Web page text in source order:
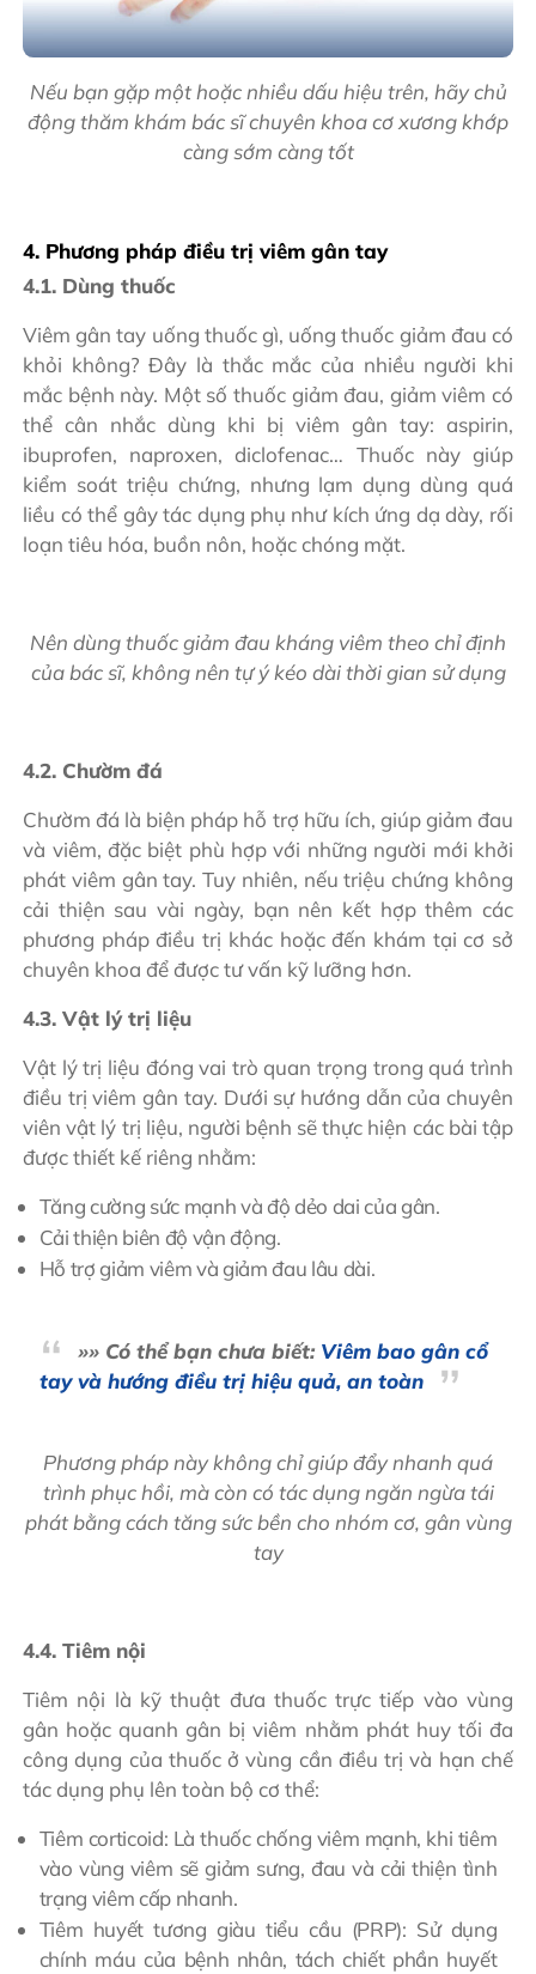
Nếu bạn gặp một hoặc nhiều dấu hiệu trên, hãy chủ
động thăm khám bác sĩ chuyên khoa cơ xương khớp
càng sớm càng tốt
4. Phương pháp điều trị viêm gân tay
4.1. Dùng thuốc
Viêm gân tay uống thuốc gì, uống thuốc giảm đau có
khỏi không? Đây là thắc mắc của nhiều người khi
mắc bệnh này. Một số thuốc giảm đau, giảm viêm có
thể cân nhắc dùng khi bị viêm gân tay: aspirin,
ibuprofen, naproxen, diclofenac… Thuốc này giúp
kiểm soát triệu chứng, nhưng lạm dụng dùng quá
liều có thể gây tác dụng phụ như kích ứng dạ dày, rối
loạn tiêu hóa, buồn nôn, hoặc chóng mặt.
Nên dùng thuốc giảm đau kháng viêm theo chỉ định
của bác sĩ, không nên tự ý kéo dài thời gian sử dụng
4.2. Chườm đá
Chườm đá là biện pháp hỗ trợ hữu ích, giúp giảm đau
và viêm, đặc biệt phù hợp với những người mới khởi
phát viêm gân tay. Tuy nhiên, nếu triệu chứng không
cải thiện sau vài ngày, bạn nên kết hợp thêm các
phương pháp điều trị khác hoặc đến khám tại cơ sở
chuyên khoa để được tư vấn kỹ lưỡng hơn.
4.3. Vật lý trị liệu
Vật lý trị liệu đóng vai trò quan trọng trong quá trình
điều trị viêm gân tay. Dưới sự hướng dẫn của chuyên
viên vật lý trị liệu, người bệnh sẽ thực hiện các bài tập
được thiết kế riêng nhằm:
Tăng cường sức mạnh và độ dẻo dai của gân.
Cải thiện biên độ vận động.
Hỗ trợ giảm viêm và giảm đau lâu dài.
»» Có thể bạn chưa biết: Viêm bao gân cổ
tay và hướng điều trị hiệu quả, an toàn
Phương pháp này không chỉ giúp đẩy nhanh quá
trình phục hồi, mà còn có tác dụng ngăn ngừa tái
phát bằng cách tăng sức bền cho nhóm cơ, gân vùng
tay
4.4. Tiêm nội
Tiêm nội là kỹ thuật đưa thuốc trực tiếp vào vùng
gân hoặc quanh gân bị viêm nhằm phát huy tối đa
công dụng của thuốc ở vùng cần điều trị và hạn chế
tác dụng phụ lên toàn bộ cơ thể:
Tiêm corticoid: Là thuốc chống viêm mạnh, khi tiêm
vào vùng viêm sẽ giảm sưng, đau và cải thiện tình
trạng viêm cấp nhanh.
Tiêm huyết tương giàu tiểu cầu (PRP): Sử dụng
chính máu của bệnh nhân, tách chiết phần huyết